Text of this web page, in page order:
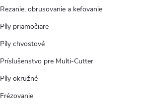
Rezanie, obrusovanie a kefovanie
Píly priamočiare
Píly chvostové
Príslušenstvo pre Multi-Cutter
Píly okružné
Frézovanie